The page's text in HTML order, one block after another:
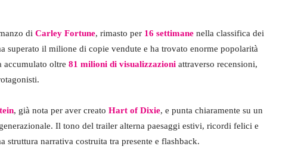
di Carley Fortune, rimasto per 16 settimane nella classifica dei
superato il milione di copie vendute e ha trovato enorme popolarità
accumulato oltre 81 milioni di visualizzazioni attraverso recensioni,
, già nota per aver creato Hart of Dixie, e punta chiaramente su un
Il tono del trailer alterna paesaggi estivi, ricordi felici e
struttura narrativa costruita tra presente e flashback.